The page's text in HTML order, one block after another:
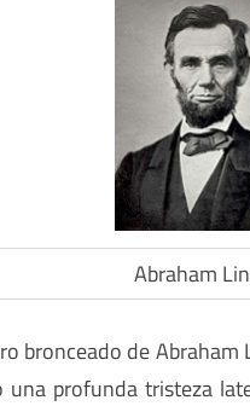
Abraham
bronceado de
una profunda tristeza